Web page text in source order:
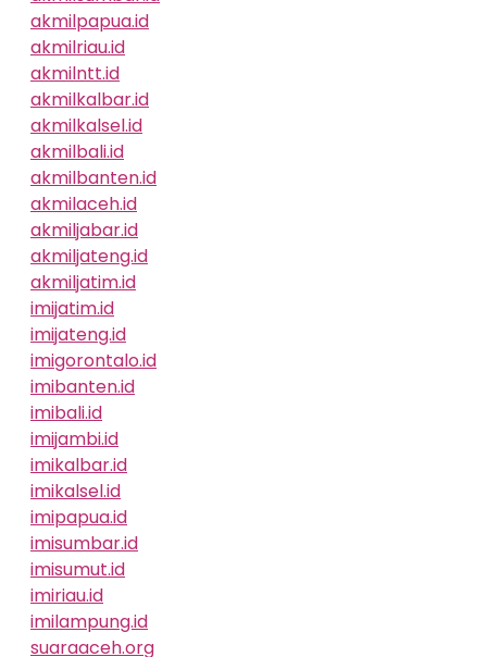
akmilpapua.id
akmilriau.id
akmilntt.id
akmilkalbar.id
akmilkalsel.id
akmilbali.id
akmilbanten.id
akmilaceh.id
akmiljabar.id
akmiljateng.id
akmiljatim.id
imijatim.id
imijateng.id
imigorontalo.id
imibanten.id
imibali.id
imijambi.id
imikalbar.id
imikalsel.id
imipapua.id
imisumbar.id
imisumut.id
imiriau.id
imilampung.id
suaraaceh.org